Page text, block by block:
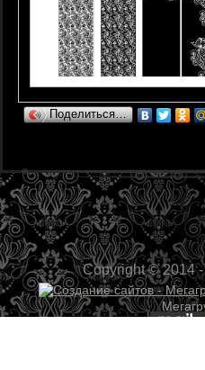
Поделиться…
Copyright © 2014